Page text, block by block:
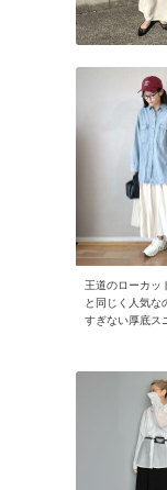
アルコーデにぴ
チします。
王道のローカッ
と同じく人気な
すぎない厚底ス
ー」。今季はダ
ュームがないタ
が集まっていま